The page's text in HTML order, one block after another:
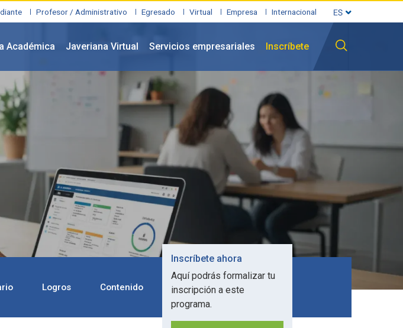
Profesor / Administrativo Egresado Virtual Empresa Internacional
Académica Javeriana Virtual Servicios empresariales Inscríbete
Logros Contenido
Inscríbete ahora
Aquí podrás formalizar tu
inscripción a este
programa.